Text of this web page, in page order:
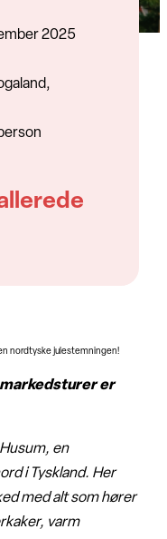
nordtyske julestemningen!
er
en
i Tyskland. Her
med alt som hører
varm
2025